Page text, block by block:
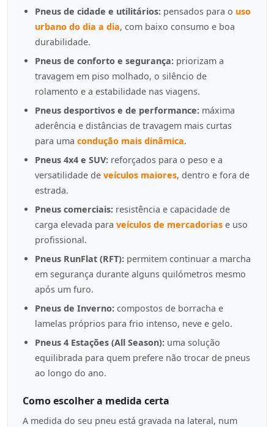
Pneus de cidade e utilitários: pensados para o uso
urbano do dia a dia, com baixo consumo e boa
durabilidade.
Pneus de conforto e segurança: priorizam a
travagem em piso molhado, o silêncio de
rolamento e a estabilidade nas viagens.
Pneus desportivos e de performance: máxima
aderência e distâncias de travagem mais curtas
para uma condução mais dinâmica.
Pneus 4x4 e SUV: reforçados para o peso e a
versatilidade de veículos maiores, dentro e fora de
estrada.
Pneus comerciais: resistência e capacidade de
carga elevada para veículos de mercadorias e uso
profissional.
Pneus RunFlat (RFT): permitem continuar a marcha
em segurança durante alguns quilómetros mesmo
após um furo.
Pneus de Inverno: compostos de borracha e
lamelas próprios para frio intenso, neve e gelo.
Pneus 4 Estações (All Season): uma solução
equilibrada para quem prefere não trocar de pneus
ao longo do ano.
Como escolher a medida certa
A medida do seu pneu está gravada na lateral, num